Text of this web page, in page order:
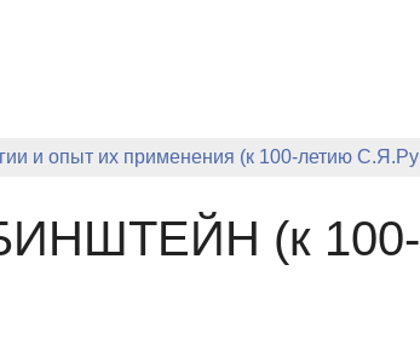
и опыт их применения (к 100-летию
(к 100-